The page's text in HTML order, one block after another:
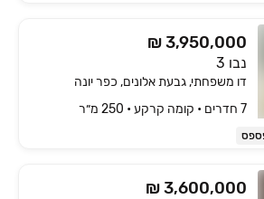
₪ 3,950,000
נבו 3
דו משפחתי, גבעת אלונים, כפר יונה
7 חדרים • קומה ‎קרקע‏ • 250 מ״ר
₪ 3,600,000